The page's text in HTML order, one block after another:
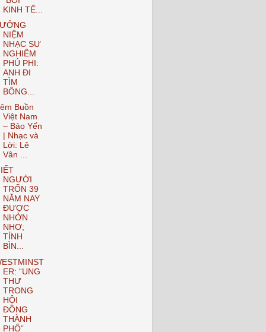
KINH TẾ...
NIỆM
NHẠC SƯ
NGHIÊM
PHÚ PHI:
ANH ĐI
TÌM
BÔNG...
Buồn
Việt Nam
– Bảo Yến
| Nhạc và
Lời: Lê
Vân ...
NGƯỜI
TRỐN 39
NĂM NAY
ĐƯỢC
NHỞN
NHƠ;
TỈNH
BÌN...
ER: “UNG
THƯ
TRONG
HỘI
ĐỒNG
THÀNH
PHỐ”